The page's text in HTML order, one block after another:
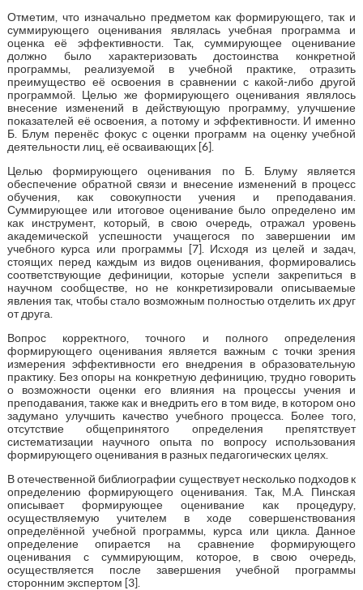
Отметим, что изначально предметом как формирующего, так и
суммирующего оценивания являлась учебная программа и
оценка её эффективности. Так, суммирующее оценивание
должно было характеризовать достоинства конкретной
программы, реализуемой в учебной практике, отразить
преимущество её освоения в сравнении с какой-либо другой
программой. Целью же формирующего оценивания являлось
внесение изменений в действующую программу, улучшение
показателей её освоения, а потому и эффективности. И именно
Б. Блум перенёс фокус с оценки программ на оценку учебной
деятельности лиц, её осваивающих [6].
Целью формирующего оценивания по Б. Блуму является
обеспечение обратной связи и внесение изменений в процесс
обучения, как совокупности учения и преподавания.
Суммирующее или итоговое оценивание было определено им
как инструмент, который, в свою очередь, отражал уровень
академической успешности учащегося по завершении им
учебного курса или программы [7]. Исходя из целей и задач,
стоящих перед каждым из видов оценивания, формировались
соответствующие дефиниции, которые успели закрепиться в
научном сообществе, но не конкретизировали описываемые
явления так, чтобы стало возможным полностью отделить их друг
от друга.
Вопрос корректного, точного и полного определения
формирующего оценивания является важным с точки зрения
измерения эффективности его внедрения в образовательную
практику. Без опоры на конкретную дефиницию, трудно говорить
о возможности оценки его влияния на процессы учения и
преподавания, также как и внедрить его в том виде, в котором оно
задумано улучшить качество учебного процесса. Более того,
отсутствие общепринятого определения препятствует
систематизации научного опыта по вопросу использования
формирующего оценивания в разных педагогических целях.
В отечественной библиографии существует несколько подходов к
определению формирующего оценивания. Так, М.А. Пинская
описывает формирующее оценивание как процедуру,
осуществляемую учителем в ходе совершенствования
определённой учебной программы, курса или цикла. Данное
определение опирается на сравнение формирующего
оценивания с суммирующим, которое, в свою очередь,
осуществляется после завершения учебной программы
сторонним экспертом [3].